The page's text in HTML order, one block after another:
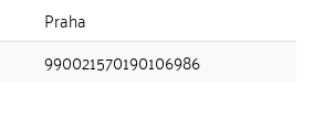
Praha
990021570190106986